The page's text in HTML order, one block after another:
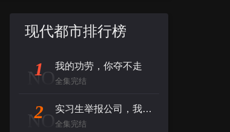
现代都市排行榜
NO
1 我的功劳，你夺不走
全集完结
NO
2 实习生举报公司，我强势破局
全集完结